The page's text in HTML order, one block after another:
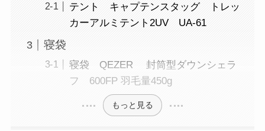
テント キャプテンスタッグ トレッ
カーアルミテント2UV UA-61
寝袋
寝袋 QEZER 封筒型ダウンシェラ
フ 600FP 羽毛量450g
もっと見る